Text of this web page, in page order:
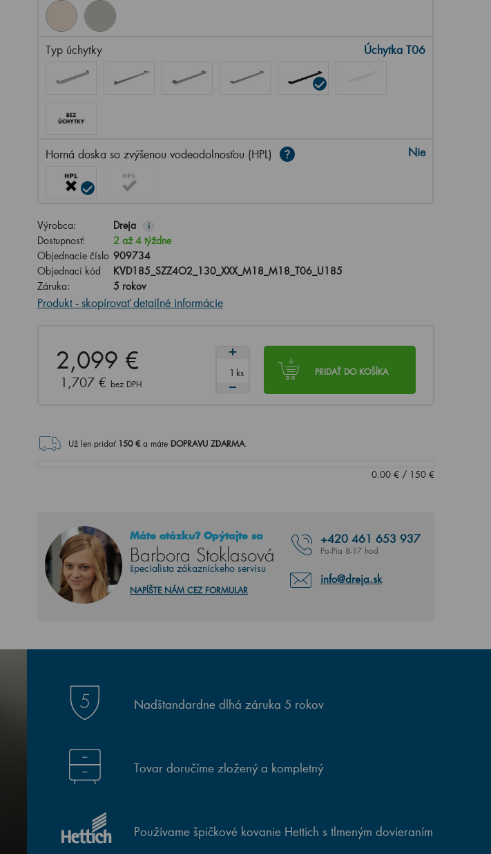
Typ úchytky Úchytka T06
Horná doska so zvýšenou vodeodolnosťou (HPL) Nie
Výrobca: Dreja i
Dostupnosť:
2 až 4 týždne
Objednacie číslo 909734
Objednací kód
KVD185_SZZ4O2_130_XXX_M18_M18_T06_U185
Záruka:
5 rokov
Produkt - skopírovať detailné informácie
2,099 €
1,707 € bez DPH
PRIDAŤ DO KOŠÍKA
ks
Už len pridať 150€ a máte DOPRAVU ZDARMA.
0.00€/ 150€
Máte otázku? Opýtajte sa
Barbora Stoklasová
špecialista zákazníckeho servisu
+420 461 653 937
Po-Pia 8-17 hod
info@dreja.sk
NAPÍŠTE NÁM CEZ FORMULAR
Nadštandardne dlhá záruka 5 rokov
Tovar doručíme zložený a kompletný
Používame špičkové kovanie Hettich s tlmeným dovieraním